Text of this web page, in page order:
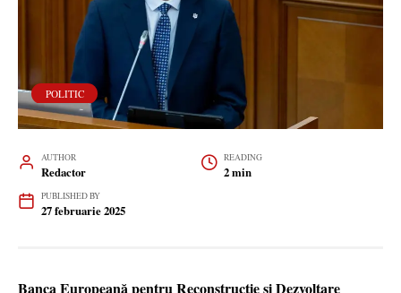
POLITIC
AUTHOR
Redactor
READING
2 min
PUBLISHED BY
27 februarie 2025
Banca Europeană pentru Reconstrucție și Dezvoltare